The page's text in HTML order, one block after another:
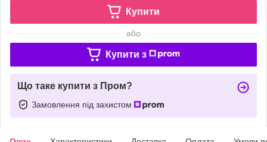
Купити
або
Купити з
Що таке купити з Пром?
Замовлення під захистом